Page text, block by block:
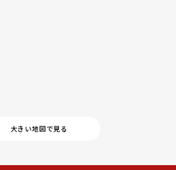
大きい地図で見る